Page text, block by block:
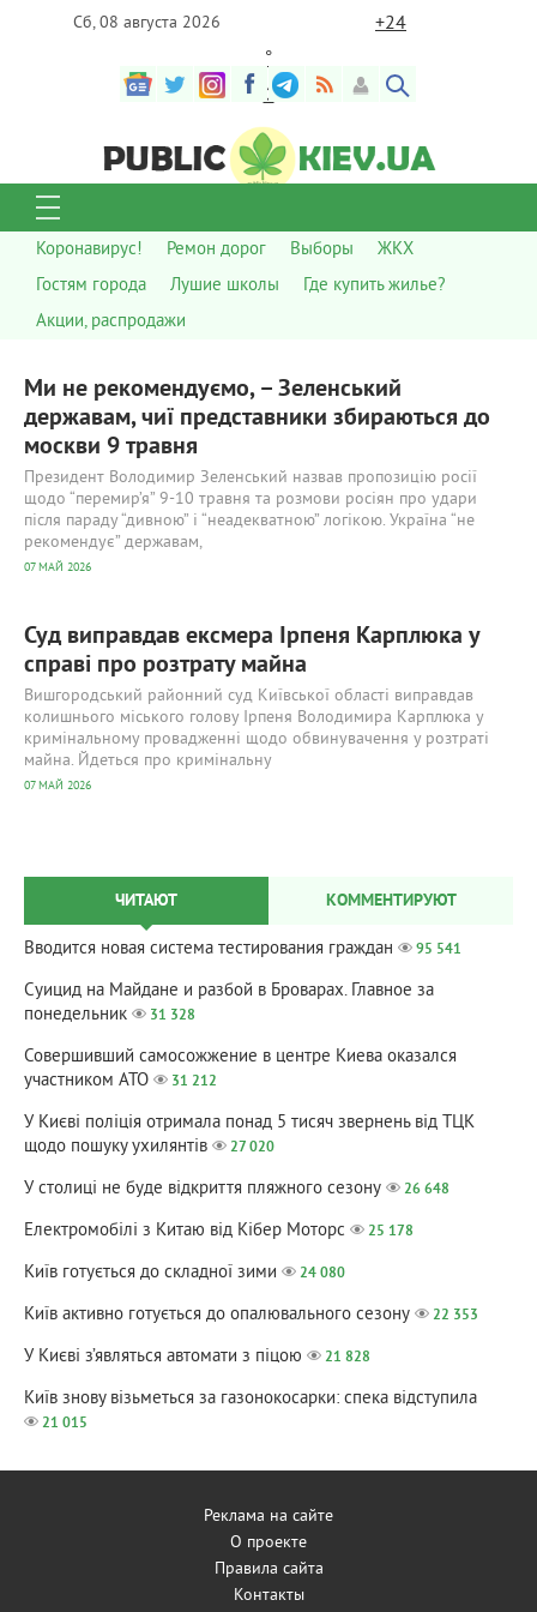
Сб, 08 августа 2026 +24
°
C
Коронавирус! Ремон дорог Выборы
ЖКХ
Гостям города
Лушие школы
Где купить жилье?
Акции, распродажи
Ми не рекомендуємо, – Зеленський
державам, чиї представники збираються до
москви 9 травня
Президент Володимир Зеленський назвав пропозицію росії
щодо “перемир’я” 9-10 травня та розмови росіян про удари
після параду “дивною” і “неадекватною” логікою. Україна “не
рекомендує” державам,
07 МАЙ 2026
Суд виправдав ексмера Ірпеня Карплюка у
справі про розтрату майна
Вишгородський районний суд Київської області виправдав
колишнього міського голову Ірпеня Володимира Карплюка у
кримінальному провадженні щодо обвинувачення у розтраті
майна. Йдеться про кримінальну
07 МАЙ 2026
ЧИТАЮТ КОММЕНТИРУЮТ
Вводится новая система тестирования граждан 95 541
Суицид на Майдане и разбой в Броварах. Главное за
понедельник
31 328
Совершивший самосожжение в центре Киева оказался
участником АТО
31 212
У Києві поліція отримала понад 5 тисяч звернень від ТЦК
щодо пошуку ухилянтів
27 020
У столиці не буде відкриття пляжного сезону 26 648
Електромобілі з Китаю від Кібер Моторс 25 178
Київ готується до складної зими 24 080
Київ активно готується до опалювального сезону 22 353
У Києві з’являться автомати з піцою 21 828
Київ знову візьметься за газонокосарки: спека відступила
21 015
Реклама на сайте
О проекте
Правила сайта
Контакты